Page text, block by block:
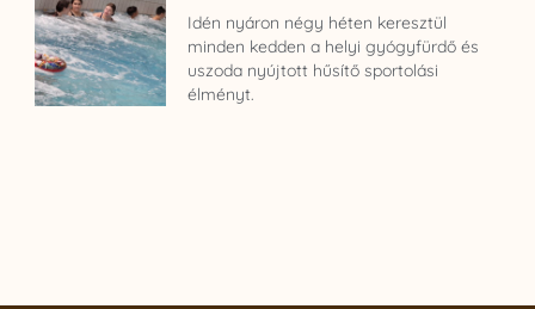
Idén nyáron négy héten keresztül
minden kedden a helyi gyógyfürdő és
uszoda nyújtott hűsítő sportolási
élményt.